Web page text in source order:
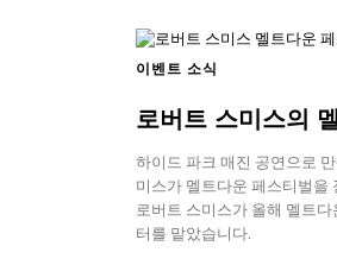
이벤트 소식
로버트 스미스의
하이드 파크 매진 공연으로 만
미스가 멜트다운 페스티벌을
로버트 스미스가 올해 멜트다
터를 맡았습니다.